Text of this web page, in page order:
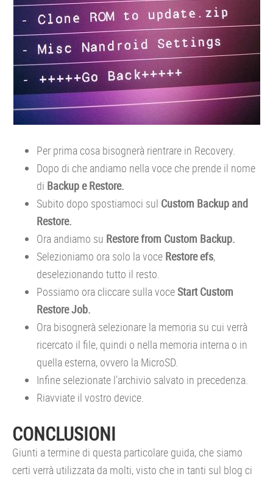
Per prima cosa bisognerà rientrare in Recovery.
Dopo di che andiamo nella voce che prende il nome
di Backup e Restore.
Subito dopo spostiamoci sul Custom Backup and
Restore.
Ora andiamo su Restore from Custom Backup.
Selezioniamo ora solo la voce Restore efs,
deselezionando tutto il resto.
Possiamo ora cliccare sulla voce Start Custom
Restore Job.
Ora bisognerà selezionare la memoria su cui verrà
ricercato il file, quindi o nella memoria interna o in
quella esterna, ovvero la MicroSD.
Infine selezionate l’archivio salvato in precedenza.
Riavviate il vostro device.
CONCLUSIONI
Giunti a termine di questa particolare guida, che siamo
certi verrà utilizzata da molti, visto che in tanti sul blog ci